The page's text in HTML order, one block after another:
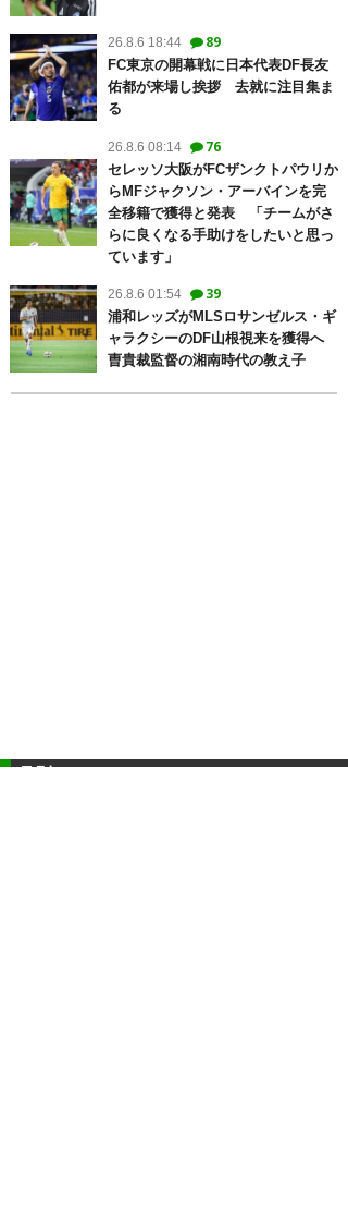
26.8.6 18:44 89
FC東京の開幕戦に日本代表DF長友
佑都が来場し挨拶 去就に注目集ま
る
26.8.6 08:14 76
セレッソ大阪がFCザンクトパウリか
らMFジャクソン・アーバインを完
全移籍で獲得と発表 「チームがさ
らに良くなる手助けをしたいと思っ
ています」
26.8.6 01:54 39
浦和レッズがMLSロサンゼルス・ギ
ャラクシーのDF山根視来を獲得へ
曺貴裁監督の湘南時代の教え子